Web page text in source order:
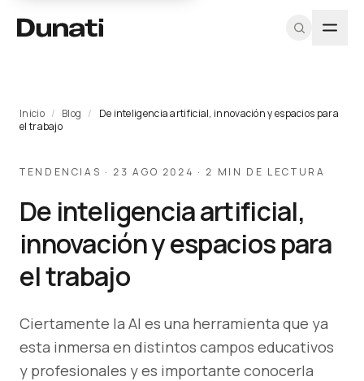
Sillas
seating
Escritorios
Mesas
Almacenamiento
Cabinas
Recepciones
Outdoor
Proyectos
Catálogo
CAD / BIM
PROFESIONAL
como
Iniciar
sesión
materiales
Catálogos
PDF
profesional
Nosotros
Sostenibilidad
Inicio / Blog /
De inteligencia artificial, innovación y espacios para
el trabajo
TENDENCIAS · 23 AGO 2024 · 2 MIN DE LECTURA
De inteligencia artificial,
innovación y espacios para
el trabajo
Ciertamente la AI es una herramienta que ya
esta inmersa en distintos campos educativos
y profesionales y es importante conocerla